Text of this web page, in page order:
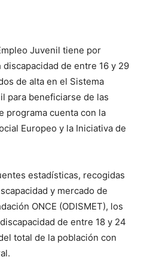
Juvenil tiene por
de entre 16 y 29
de alta en el Sistema
para beneficiarse de las
programa cuenta con la
Europeo y la Iniciativa de
estadísticas, recogidas
y mercado de
ONCE (ODISMET), los
de entre 18 y 24
total de la población con